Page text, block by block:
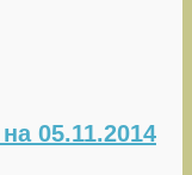
05.11.2014